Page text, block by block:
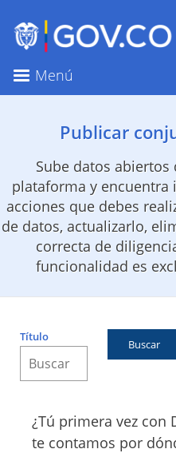
Menú
Publicar
Sube datos
plataforma y
acciones que debes
de datos, actualizarlo,
correcta de
funcionalidad es
Título
¿Tú primera vez con
te contamos por